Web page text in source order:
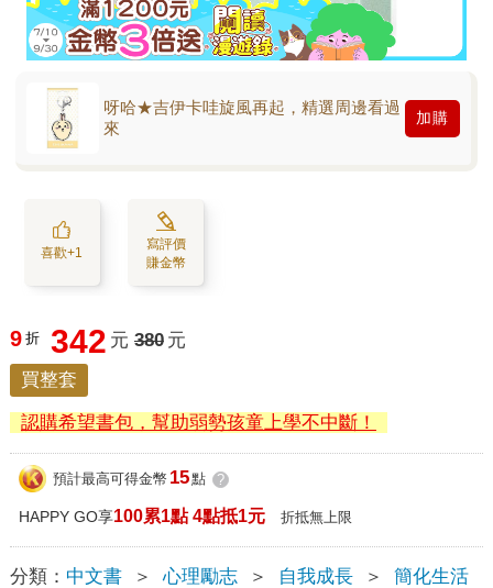
呀哈★吉伊卡哇旋風再起，精選周邊看過
來
加購
喜歡+1
寫評價
賺金幣
9 折 342 元 380 元
買整套
認購希望書包，幫助弱勢孩童上學不中斷！
預計最高可得金幣 15點 ?
HAPPY GO享100累1點 4點抵1元 折抵無上限
分類： 中文書 ＞ 心理勵志 ＞ 自我成長 ＞ 簡化生活